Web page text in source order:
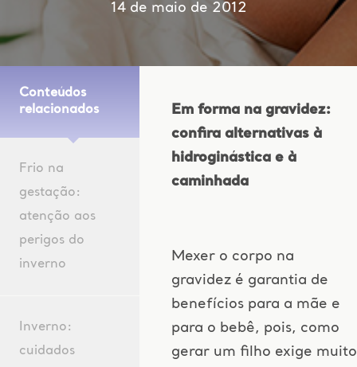
14 de maio de 2012
Conteúdos
relacionados
Frio na
gestação:
atenção aos
perigos do
inverno
Inverno:
cuidados
Em forma na gravidez:
confira alternativas à
hidroginástica e à
caminhada
Mexer o corpo na
gravidez é garantia de
benefícios para a mãe e
para o bebê, pois, como
gerar um filho exige muito